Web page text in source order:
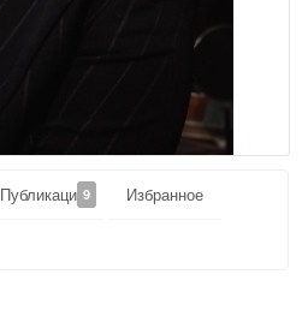
Публикации9 Избранное